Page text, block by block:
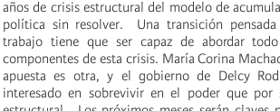
años de crisis estructural del modelo de
política sin resolver. Una transición
trabajo tiene que ser capaz de abordar
componentes de esta crisis. María Corina
apuesta es otra, y el gobierno de Delcy
interesado en sobrevivir en el poder que por